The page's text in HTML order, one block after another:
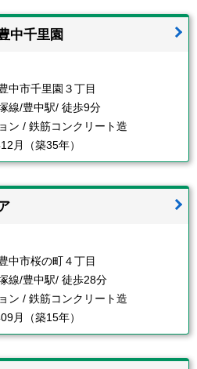
中千里園
中市千里園３丁目
線/豊中駅/ 徒歩9分
ン / 鉄筋コンクリート造
月（築35年）
中市桜の町４丁目
線/豊中駅/ 徒歩28分
ン / 鉄筋コンクリート造
月（築15年）